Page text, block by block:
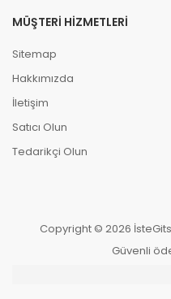
MÜŞTERI HIZMETLERI
Sitemap
Hakkımızda
İletişim
Satıcı Olun
Tedarikçi Olun
Copyright © 2026
Güvenli